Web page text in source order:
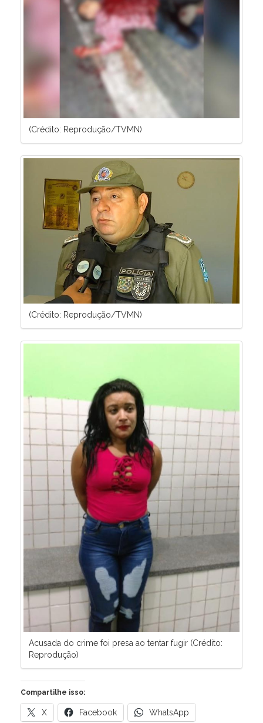
(Crédito: Reprodução/TVMN)
(Crédito: Reprodução/TVMN)
Acusada do crime foi presa ao tentar fugir (Crédito:
Reprodução)
Compartilhe isso:
X Facebook WhatsApp